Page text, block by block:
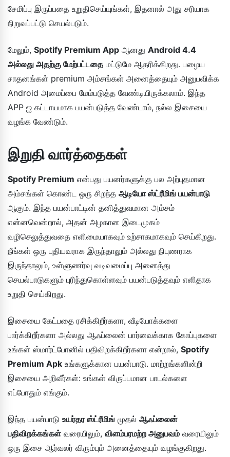
சேமிப்பு இருப்பதை உறுதிசெய்யுங்கள், இதனால் அது சரியாக
நிறுவப்பட்டு செயல்படும்.
மேலும், Spotify Premium App ஆனது Android 4.4
அல்லது அதற்கு மேற்பட்டதை மட்டுமே ஆதரிக்கிறது. பழைய
சாதனங்கள் premium அம்சங்கள் அனைத்தையும் அனுபவிக்க
Android அமைப்பை மேம்படுத்த வேண்டியிருக்கலாம். இந்த
APP ஐ கட்டாயமாக பயன்படுத்த வேண்டாம், நல்ல இசையை
வழங்க வேண்டும்.
இறுதி வார்த்தைகள்
Spotify Premium என்பது பயனர்களுக்கு பல அற்புதமான
அம்சங்கள் கொண்ட ஒரு சிறந்த ஆடியோ ஸ்ட்ரீமிங் பயன்பாடு
ஆகும். இந்த பயன்பாட்டின் தனித்துவமான அம்சம்
என்னவென்றால், அதன் அழகான இடைமுகம்
வழிசெலுத்துவதை எளிமையாகவும் உற்சாகமாகவும் செய்கிறது.
நீங்கள் ஒரு புதியவராக இருந்தாலும் அல்லது நிபுணராக
இருந்தாலும், உள்ளுணர்வு வடிவமைப்பு அனைத்து
செயல்பாடுகளும் புரிந்துகொள்ளவும் பயன்படுத்தவும் எளிதாக
உறுதி செய்கிறது.
இசையை கேட்பதை ரசிக்கிறீர்களா, வீடியோக்களை
பார்க்கிறீர்களா அல்லது ஆஃப்லைன் பார்வைக்காக கோப்புகளை
உங்கள் ஸ்மார்ட்போனில் பதிவிறக்கிறீர்களா என்றால், Spotify
Premium Apk உங்களுக்கான பயன்பாடு. மாற்றங்களின்றி
இசையை அறிவீர்கள்: உங்கள் விருப்பமான பாடல்களை
எப்போதும் எங்கும்.
இந்த பயன்பாடு உயர்தர ஸ்ட்ரீமிங் முதல் ஆஃப்லைன்
பதிவிறக்கங்கள் வரையிலும், விளம்பரமற்ற அனுபவம் வரையிலும்
ஒரு இசை ஆர்வலர் விரும்பும் அனைத்தையும் வழங்குகிறது.